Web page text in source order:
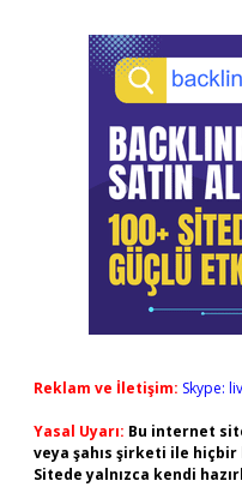
Reklam ve İletişim: Skype:
Yasal Uyarı: Bu internet
veya şahıs şirketi ile hiçbir
Sitede yalnızca kendi